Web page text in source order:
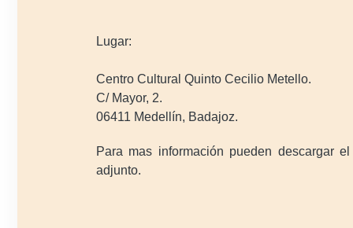
Lugar:
Centro Cultural Quinto Cecilio Metello.
C/ Mayor, 2.
06411 Medellín, Badajoz.
Para mas información pueden descargar
adjunto.